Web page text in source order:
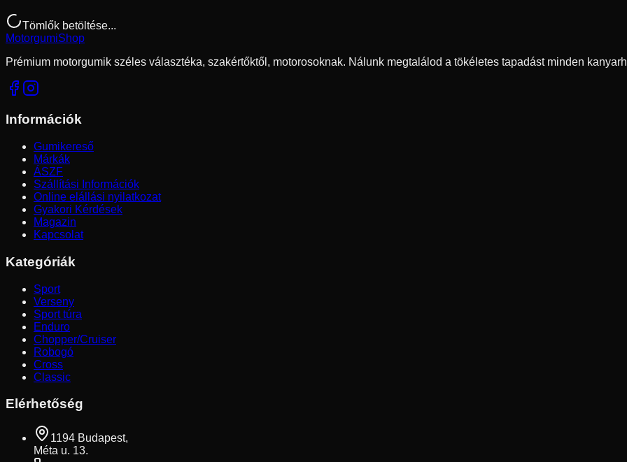
Tömlők betöltése...
MotorgumiShop
Prémium motorgumik széles választéka, szakértőktől, motorosoknak. Nálunk megtalálod a tökéletes tapadást minden
Információk
Gumikereső
Márkák
ÁSZF
Szállítási Információk
Online elállási nyilatkozat
Gyakori Kérdések
Magazin
Kapcsolat
Kategóriák
Sport
Verseny
Sport túra
Enduro
Chopper/Cruiser
Robogó
Cross
Classic
Elérhetőség
1194 Budapest,
Méta u. 13.